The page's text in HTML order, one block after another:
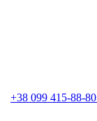
+38 099 415-88-80